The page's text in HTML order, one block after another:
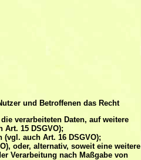
und Betroffenen das Recht
verarbeiteten Daten, auf weitere
Art. 15 DSGVO);
auch Art. 16 DSGVO);
oder, alternativ, soweit eine weitere
Verarbeitung nach Maßgabe von